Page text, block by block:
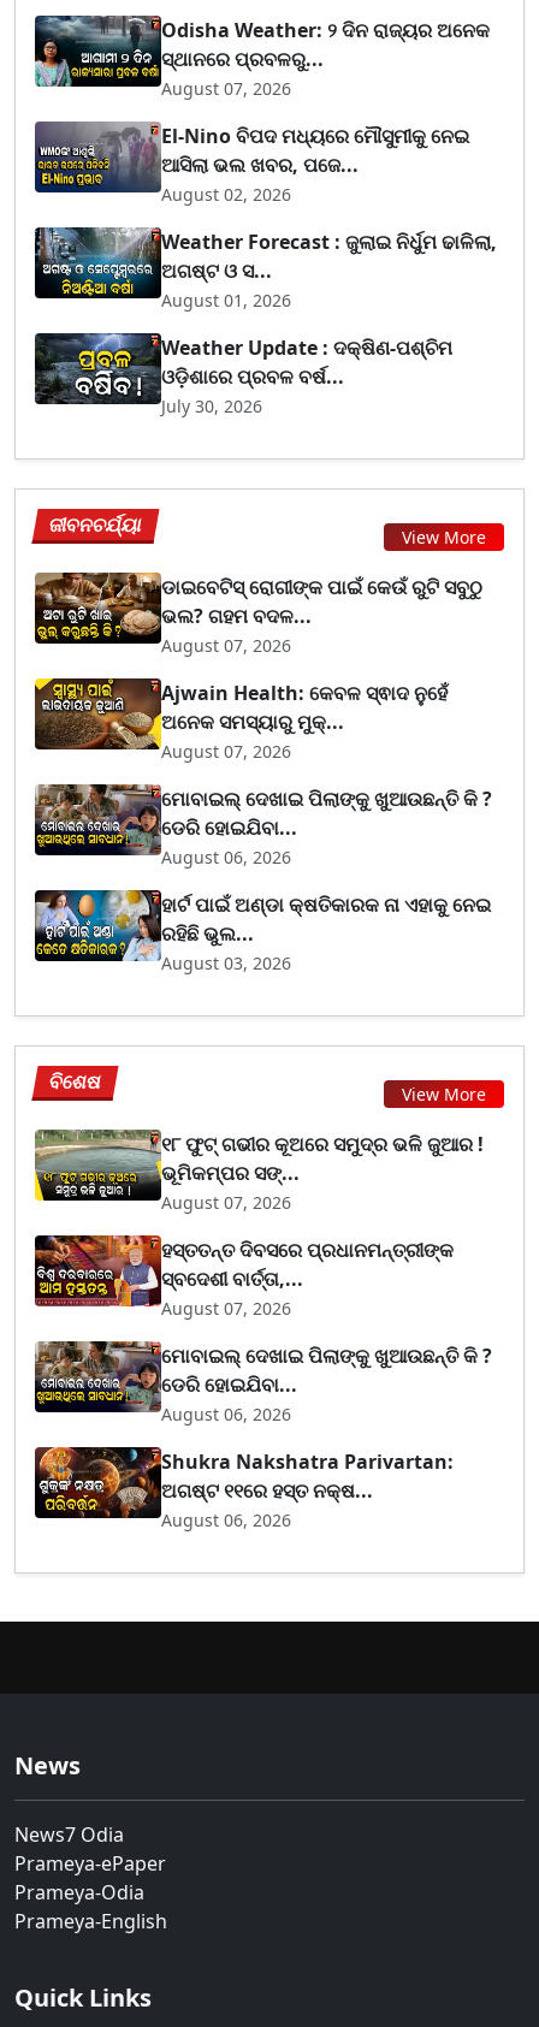
Odisha Weather: ୨ ଦିନ ରାଜ୍ୟର ଅନେକ
ସ୍ଥାନରେ ପ୍ରବଳରୁ...
August 07, 2026
El-Nino ବିପଦ ମଧ୍ୟରେ ମୌସୁମୀକୁ ନେଇ
ଆସିଲା ଭଲ ଖବର, ପଜେ...
August 02, 2026
Weather Forecast : ଜୁଲାଇ ନିର୍ଧୁମ ଢାଳିଲା,
ଅଗଷ୍ଟ ଓ ସ...
August 01, 2026
Weather Update : ଦକ୍ଷିଣ-ପଶ୍ଚିମ
ଓଡ଼ିଶାରେ ପ୍ରବଳ ବର୍ଷ...
July 30, 2026
ଜୀବନଚର୍ଯ୍ୟା View More
ଡାଇବେଟିସ୍ ରୋଗୀଙ୍କ ପାଇଁ କେଉଁ ରୁଟି ସବୁଠୁ
ଭଲ? ଗହମ ବଦଳ...
August 07, 2026
Ajwain Health: କେବଳ ସ୍ଵାଦ ନୁହେଁ
ଅନେକ ସମସ୍ୟାରୁ ମୁକ୍...
August 07, 2026
ମୋବାଇଲ୍ ଦେଖାଇ ପିଲାଙ୍କୁ ଖୁଆଉଛନ୍ତି କି ?
ଡେରି ହୋଇଯିବା...
August 06, 2026
ହାର୍ଟ ପାଇଁ ଅଣ୍ଡା କ୍ଷତିକାରକ ନା ଏହାକୁ ନେଇ
ରହିଛି ଭୁଲ...
August 03, 2026
ବିଶେଷ View More
୧୮ ଫୁଟ୍ ଗଭୀର କୂଅରେ ସମୁଦ୍ର ଭଳି ଜୁଆର !
ଭୂମିକମ୍ପର ସଙ୍...
August 07, 2026
ହସ୍ତତନ୍ତ ଦିବସରେ ପ୍ରଧାନମନ୍ତ୍ରୀଙ୍କ
ସ୍ବଦେଶୀ ବାର୍ତ୍ତା,...
August 07, 2026
ମୋବାଇଲ୍ ଦେଖାଇ ପିଲାଙ୍କୁ ଖୁଆଉଛନ୍ତି କି ?
ଡେରି ହୋଇଯିବା...
August 06, 2026
Shukra Nakshatra Parivartan:
ଅଗଷ୍ଟ ୧୧ରେ ହସ୍ତ ନକ୍ଷ...
August 06, 2026
News
News7 Odia
Prameya-ePaper
Prameya-Odia
Prameya-English
Quick Links